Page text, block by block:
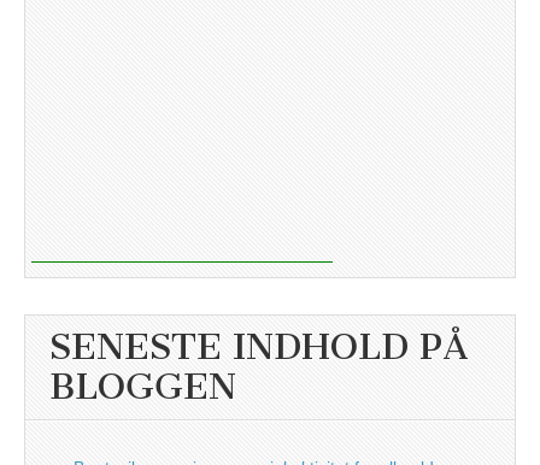
SENESTE INDHOLD PÅ
BLOGGEN